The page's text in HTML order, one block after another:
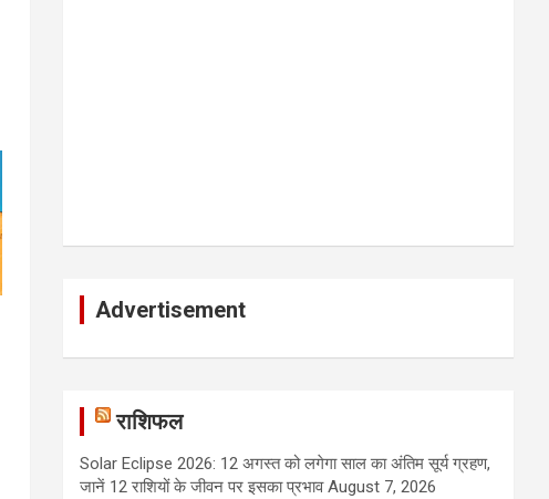
Advertisement
राशिफल
Solar Eclipse 2026: 12 अगस्त को लगेगा साल का अंतिम सूर्य ग्रहण,
जानें 12 राशियों के जीवन पर इसका प्रभाव August 7, 2026